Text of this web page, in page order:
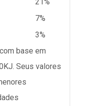
21%
7%
3%
base em
Seus valores